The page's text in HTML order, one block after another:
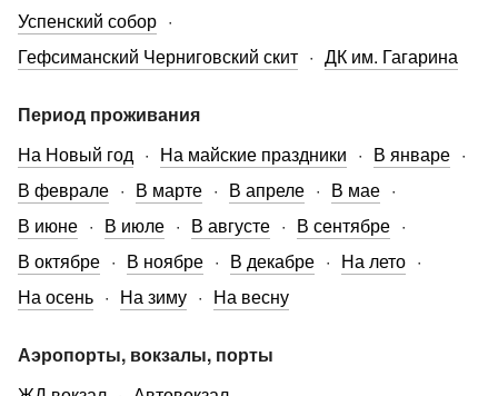
Успенский собор
Гефсиманский Черниговский скит
ДК им. Гагарина
Период проживания
На Новый год
На майские праздники
В январе
В феврале
В марте В апреле
В мае
В июне
В июле В августе
В сентябре
В октябре
В ноябре В декабре
На лето
На осень
На зиму На весну
Аэропорты, вокзалы, порты